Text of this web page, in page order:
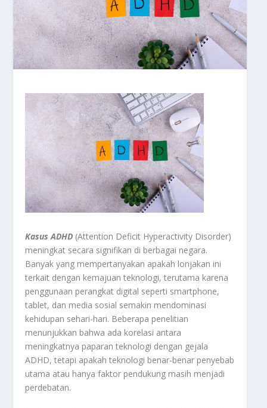
Kasus ADHD (Attention Deficit Hyperactivity Disorder)
meningkat secara signifikan di berbagai negara.
Banyak yang mempertanyakan apakah lonjakan ini
terkait dengan kemajuan teknologi, terutama karena
penggunaan perangkat digital seperti smartphone,
tablet, dan media sosial semakin mendominasi
kehidupan sehari-hari. Beberapa penelitian
menunjukkan bahwa ada korelasi antara
meningkatnya paparan teknologi dengan gejala
ADHD, tetapi apakah teknologi benar-benar penyebab
utama atau hanya faktor pendukung masih menjadi
perdebatan.